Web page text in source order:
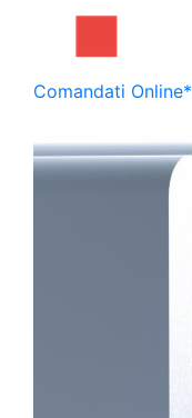
Comandati Online*